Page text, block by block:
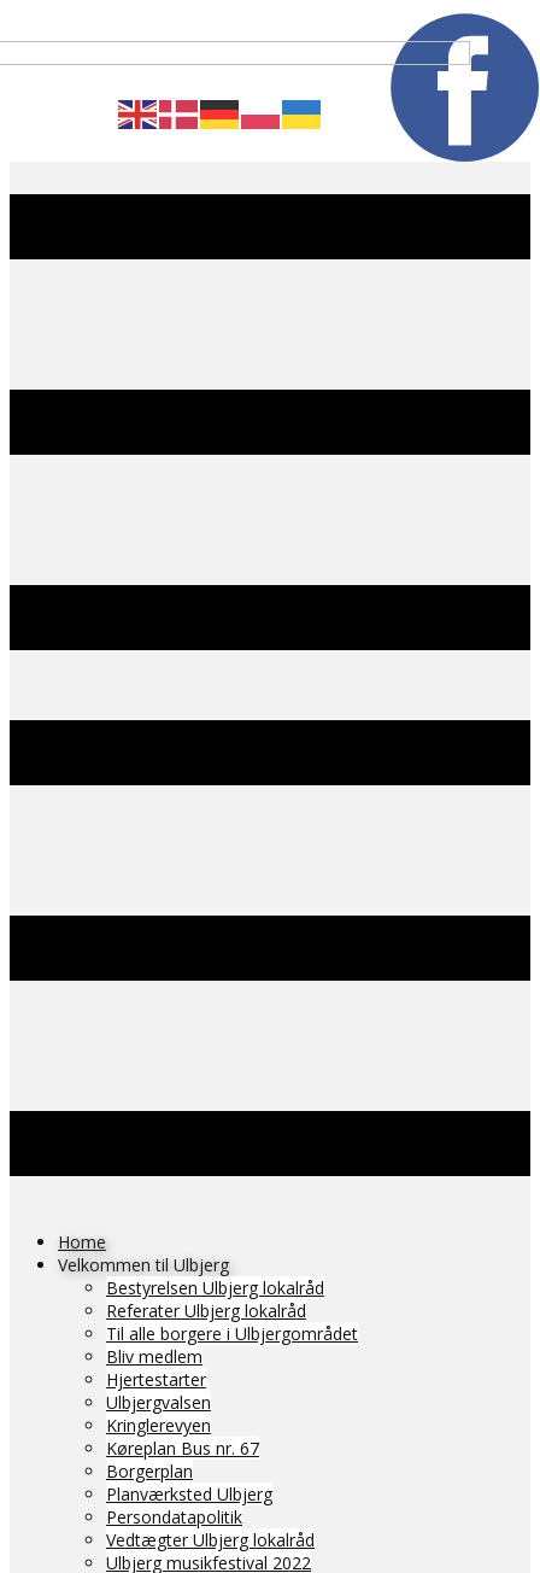
Home
Velkommen til Ulbjerg
Bestyrelsen Ulbjerg lokalråd
Referater Ulbjerg lokalråd
Til alle borgere i Ulbjergområdet
Bliv medlem
Hjertestarter
Ulbjergvalsen
Kringlerevyen
Køreplan Bus nr. 67
Borgerplan
Planværksted Ulbjerg
Persondatapolitik
Vedtægter Ulbjerg lokalråd
Ulbjerg musikfestival 2022